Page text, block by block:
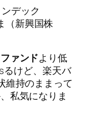
デック
（新興国株
ァンドより低
るけど、楽天バ
維持のままって
私気になりま